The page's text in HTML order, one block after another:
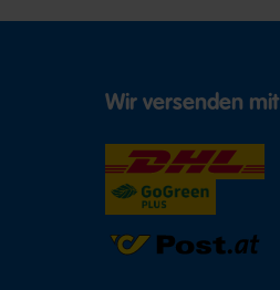
Wir versenden mit